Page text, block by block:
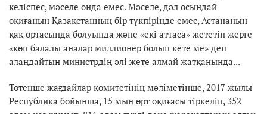
келіспес, мәселе онда емес. Мәселе, дәл осындай
оқиғаның Қазақстанның бір түкпірінде емес, Астананың
қақ ортасында болуында және «екі аттаса» жететін жерге
«көп балалы аналар миллионер болып кете ме» деп
алаңдайтын министрдің әлі жете алмай жатқанында...
Төтенше жағдайлар комитетінің мәліметінше, 2017 жылы
Республика бойынша, 15 мың өрт оқиғасы тіркеліп, 352